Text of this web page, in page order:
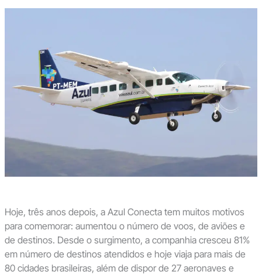
Hoje, três anos depois, a Azul Conecta tem muitos motivos
para comemorar: aumentou o número de voos, de aviões e
de destinos. Desde o surgimento, a companhia cresceu 81%
em número de destinos atendidos e hoje viaja para mais de
80 cidades brasileiras, além de dispor de 27 aeronaves e